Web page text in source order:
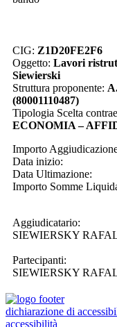
CIG: Z1D20FE2F6
Oggetto: Lavori
Siewierski
Struttura proponente:
(80001110487)
Tipologia Scelta
ECONOMIA –
Importo
Data inizio:
Data Ultimazione:
Importo Somme
Aggiudicatario:
SIEWIERSKY
Partecipanti:
SIEWIERSKY
dichiarazione di
accessibilità